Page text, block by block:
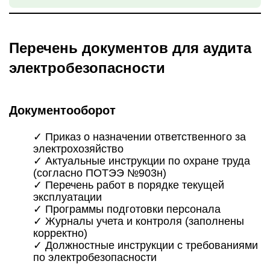
Перечень документов для аудита
электробезопасности
Документооборот
✓ Приказ о назначении ответственного за
электрохозяйство
✓ Актуальные инструкции по охране труда
(согласно ПОТЭЭ №903н)
✓ Перечень работ в порядке текущей
эксплуатации
✓ Программы подготовки персонала
✓ Журналы учета и контроля (заполнены
корректно)
✓ Должностные инструкции с требованиями
по электробезопасности